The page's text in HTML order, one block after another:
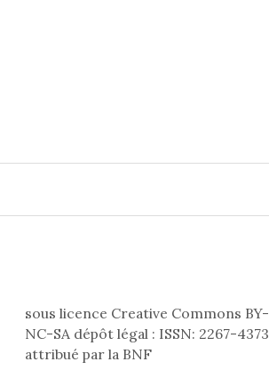
sous licence Creative Commons BY-
NC-SA dépôt légal : ISSN: 2267-4373
attribué par la BNF